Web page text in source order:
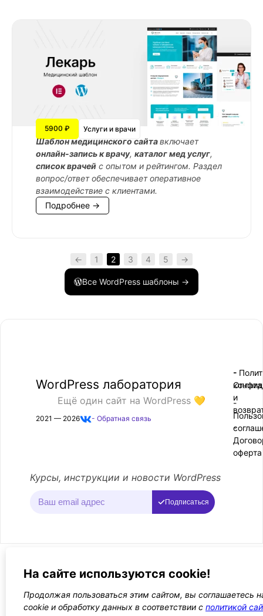
5900 ₽ Услуги и врачи
Шаблон медицинского сайтавключает
онлайн-запись к врачу, каталог мед услуг,
список врачей с опытом и рейтингом. Раздел
вопрос/ответ обеспечивает оперативное
взаимодействие с клиентами.
Подробнее →
← 1 2 3 4 5 →
Все WordPress шаблоны →
WordPress лаборатория
Ещё один сайт на WordPress 💛
2021 — 2026 - Обратная связь
-
-
-
Оплата
и
-
оферта
Курсы, инструкции и новости WordPress
Подписаться
На сайте используются cookie!
Продолжая пользоваться этим сайтом, вы соглашаетесь
cookie и обработку данных в соответствии с политикой